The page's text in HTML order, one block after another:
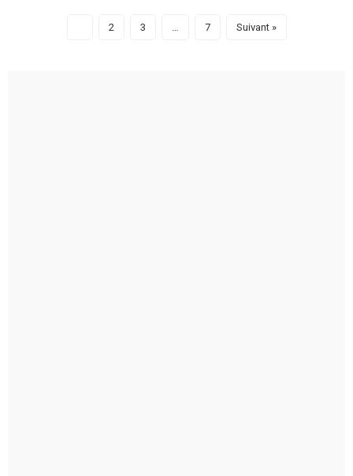
2 3 … 7 Suivant »